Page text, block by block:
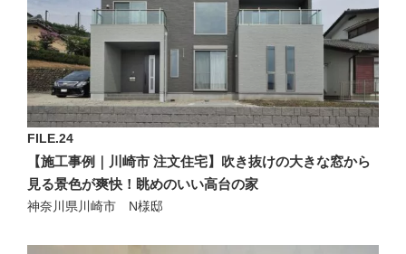
FILE.24
【施工事例｜川崎市 注文住宅】吹き抜けの大きな窓から
見る景色が爽快！眺めのいい高台の家
神奈川県川崎市 N様邸